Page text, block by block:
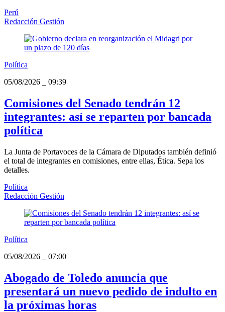
Perú
Redacción Gestión
Política
05/08/2026
09:39
Comisiones del Senado tendrán 12
integrantes: así se reparten por bancada
política
La Junta de Portavoces de la Cámara de Diputados también definió
el total de integrantes en comisiones, entre ellas, Ética. Sepa los
detalles.
Política
Redacción Gestión
Política
05/08/2026
07:00
Abogado de Toledo anuncia que
presentará un nuevo pedido de indulto en
la próximas horas